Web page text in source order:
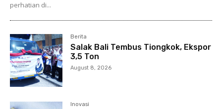
perhatian di...
Berita
Salak Bali Tembus Tiongkok, Ekspor
3,5 Ton
August 8, 2026
Inovasi